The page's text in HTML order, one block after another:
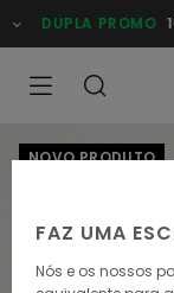
para
a
DUPLA PROMO
NOVO PRODUTO
FAZ UMA
Nós e os nossos